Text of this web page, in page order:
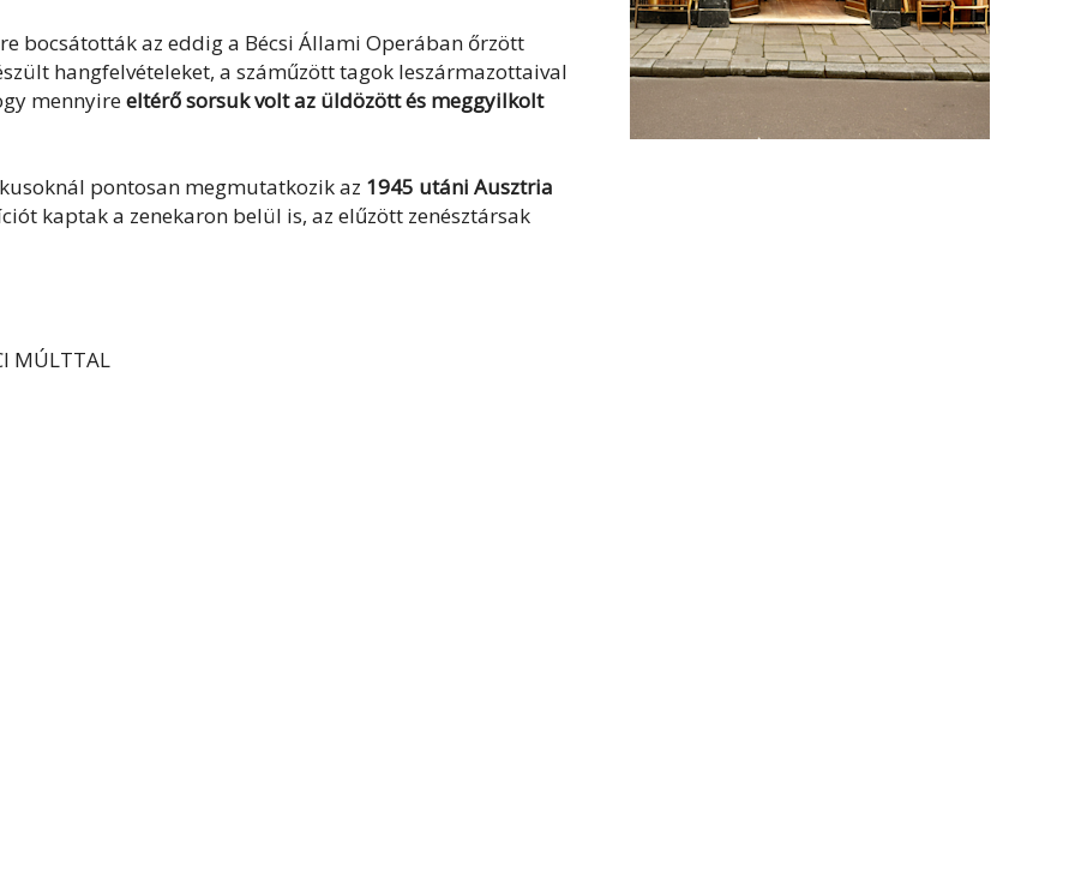
bocsátották az eddig a Bécsi Állami Operában őrzött
hangfelvételeket, a száműzött tagok leszármazottaival
mennyireeltérő sorsuk volt az üldözött és meggyilkolt
pontosan megmutatkozik az 1945 utáni Ausztria
kaptak a zenekaron belül is, az elűzött zenésztársak
MÚLTTAL